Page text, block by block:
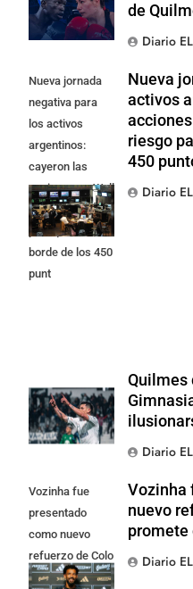
de
Diario
Nueva jornada
negativa para
los activos
argentinos:
cayeron las
acciones en Wall
Street y el riesgo
país quedó al
borde de los 450
punt
Nueva
activos
riesgo
450
Diario
Quilmes
Diario
Vozinha fue
presentado
como nuevo
refuerzo de Colo
Colo y promete
Vozinha
nuevo
promete
Diario